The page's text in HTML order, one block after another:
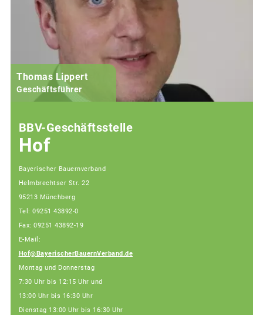
Thomas Lippert
Geschäftsführer
BBV-Geschäftsstelle
Hof
Bayerischer Bauernverband
Helmbrechtser Str. 22
95213 Münchberg
Tel: 09251 43892-0
Fax: 09251 43892-19
E-Mail:
Hof@BayerischerBauernVerband.de
Montag und Donnerstag
7:30 Uhr bis 12:15 Uhr und
13:00 Uhr bis 16:30 Uhr
Dienstag 13:00 Uhr bis 16:30 Uhr